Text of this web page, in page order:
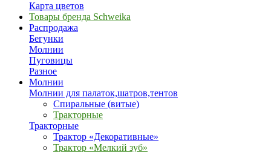
Карта цветов
Товары бренда Schweika
Распродажа
Бегунки
Молнии
Пуговицы
Разное
Молнии
Молнии для палаток,шатров,тентов
Спиральные (витые)
Тракторные
Тракторные
Трактор «Декоративные»
Трактор «Мелкий зуб»